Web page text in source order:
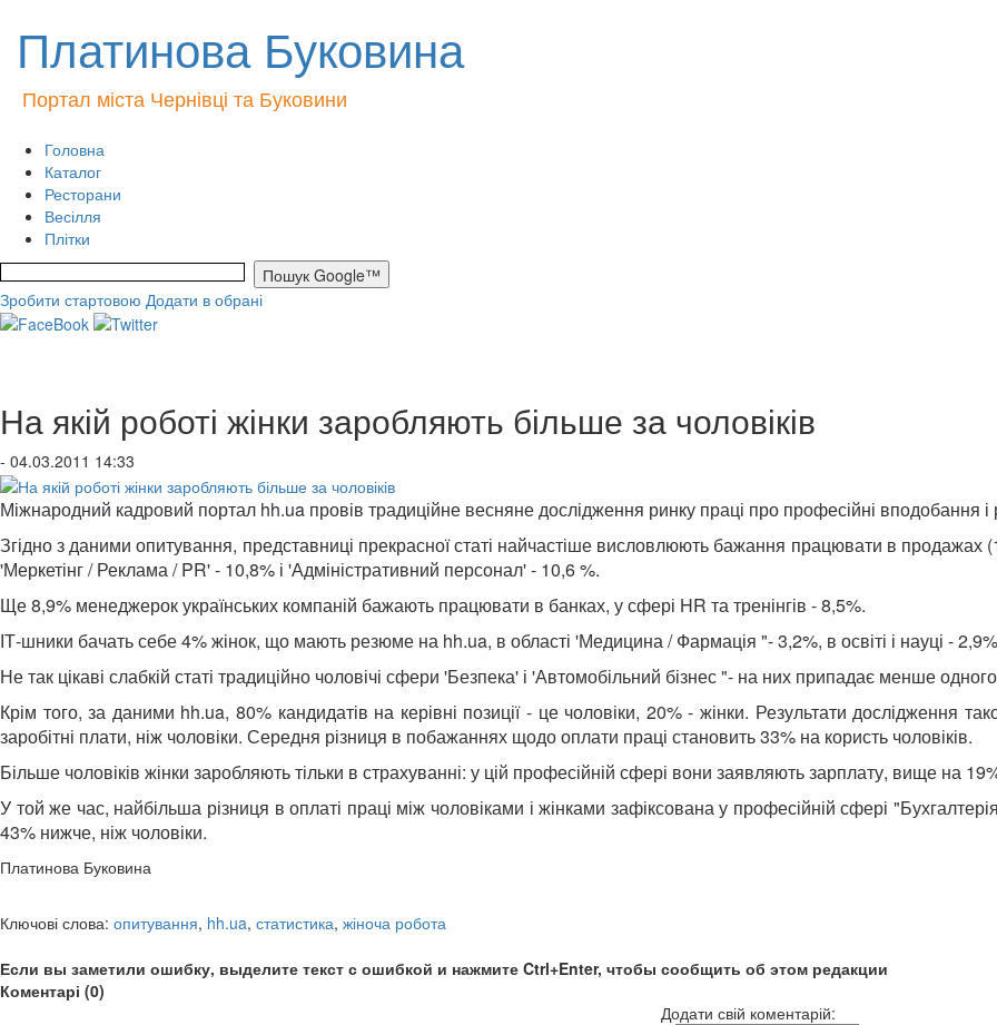
Платинова Буковина
Портал міста Чернівці та Буковини
Головна
Каталог
Ресторани
Весілля
Плітки
Зробити стартовою Додати в обрані
На якій роботі жінки заробляють більше за чоловіків
- 04.03.2011 14:33
Міжнародний кадровий портал hh.ua провів традиційне весняне дослідження ринку праці про професійні вподобання і
Згідно з даними опитування, представниці прекрасної статі найчастіше висловлюють бажання працювати в
'Меркетінг / Реклама / PR' - 10,8% і 'Адміністративний персонал' - 10,6 %.
Ще 8,9% менеджерок українських компаній бажають працювати в банках, у сфері HR та тренінгів - 8,5%.
ІТ-шники бачать себе 4% жінок, що мають резюме на hh.ua, в області 'Медицина / Фармація "- 3,2%, в освіті і науці -
Не так цікаві слабкій статі традиційно чоловічі сфери 'Безпека' і 'Автомобільний бізнес "- на них припадає менше
Крім того, за даними hh.ua, 80% кандидатів на керівні позиції - це чоловіки, 20% - жінки. Результати дослідження
заробітні плати, ніж чоловіки. Середня різниця в побажаннях щодо оплати праці становить 33% на користь чоловіків.
Більше чоловіків жінки заробляють тільки в страхуванні: у цій професійній сфері вони заявляють зарплату, вище на
У той же час, найбільша різниця в оплаті праці між чоловіками і жінками зафіксована у професійній сфері
43% нижче, ніж чоловіки.
Платинова Буковина
Ключові слова: опитування, hh.ua, статистика, жіноча робота
Если вы заметили ошибку, выделите текст с ошибкой и нажмите Ctrl+Enter, чтобы сообщить об этом редакции
Коментарі (0)
Додати свій коментарій: